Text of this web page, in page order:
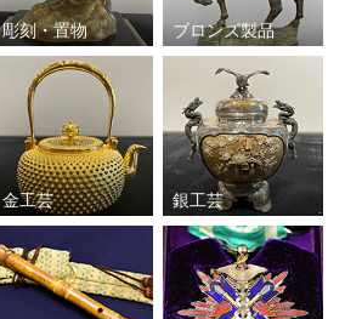
彫刻・置物 ブロンズ製品
金工芸 銀工芸